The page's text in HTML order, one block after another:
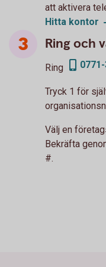
att aktivera
Hitta kontor
Ring och
Ring
Tryck 1 för
Välj en
Bekräfta
#.